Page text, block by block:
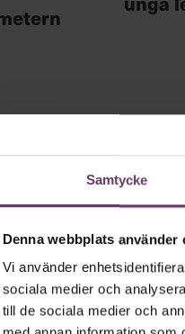
Samtycke
Denna webbplats använder
Vi använder
sociala medier och
till de sociala medier och
en
Provokation,